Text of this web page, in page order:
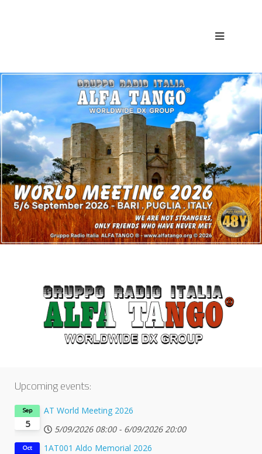
Upcoming events:
5
Sep
AT World Meeting 2026
5/09/2026 08:00 - 6/09/2026 20:00
Oct
1AT001 Aldo Memorial 2026